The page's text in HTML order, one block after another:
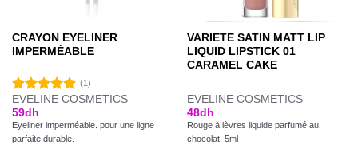
CRAYON EYELINER
IMPERMÉABLE
Note5.00
sur 5
(1)
EVELINE COSMETICS
59dh
Eyeliner imperméable. pour une ligne
parfaite durable.
VARIETE SATIN MATT LIP
LIQUID LIPSTICK 01
CARAMEL CAKE
EVELINE COSMETICS
48dh
Rouge à lèvres liquide parfumé au
chocolat. 5ml